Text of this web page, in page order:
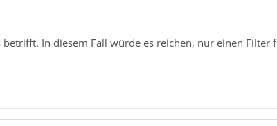
In diesem Fall würde es reichen, nur einen Filter